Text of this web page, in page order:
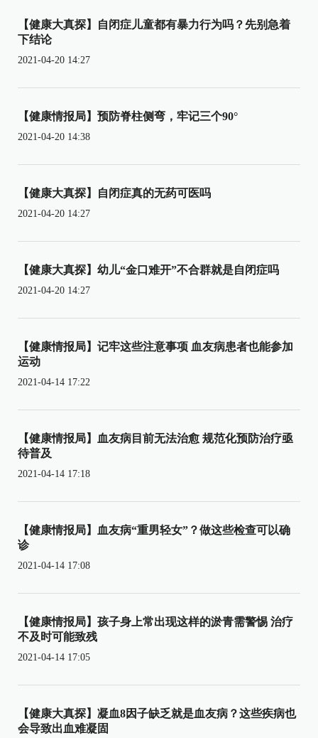
【健康大真探】自闭症儿童都有暴力行为吗？先别急着
下结论
2021-04-20 14:27
【健康情报局】预防脊柱侧弯，牢记三个90°
2021-04-20 14:38
【健康大真探】自闭症真的无药可医吗
2021-04-20 14:27
【健康大真探】幼儿“金口难开”不合群就是自闭症吗
2021-04-20 14:27
【健康情报局】记牢这些注意事项 血友病患者也能参加
运动
2021-04-14 17:22
【健康情报局】血友病目前无法治愈 规范化预防治疗亟
待普及
2021-04-14 17:18
【健康情报局】血友病“重男轻女”？做这些检查可以确
诊
2021-04-14 17:08
【健康情报局】孩子身上常出现这样的淤青需警惕 治疗
不及时可能致残
2021-04-14 17:05
【健康大真探】凝血8因子缺乏就是血友病？这些疾病也
会导致出血难凝固